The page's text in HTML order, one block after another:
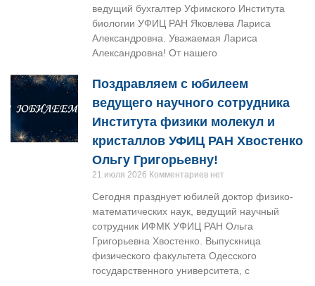
ведущий бухгалтер Уфимского Института
биологии УФИЦ РАН Яковлева Лариса
Александровна. Уважаемая Лариса
Александровна! От нашего
Поздравляем с юбилеем
ведущего научного сотрудника
Института физики молекул и
кристаллов УФИЦ РАН Хвостенко
Ольгу Григорьевну!
21 июля 2026 Комментариев нет
Сегодня празднует юбилей доктор физико-
математических наук, ведущий научный
сотрудник ИФМК УФИЦ РАН Ольга
Григорьевна Хвостенко. Выпускница
физического факультета Одесского
государственного университета, с